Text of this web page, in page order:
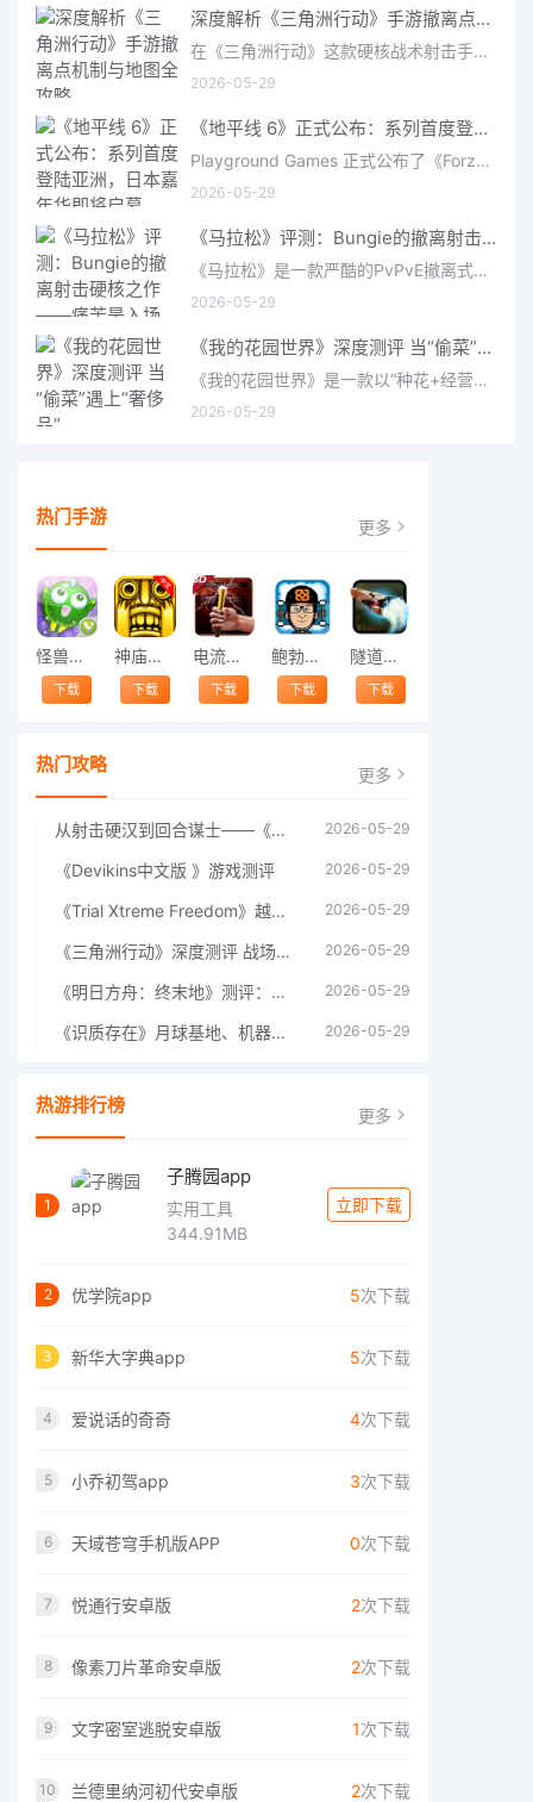
深度解析《三角洲行动》手游撤离点机制与地图全攻略
在《三角洲行动》这款硬核战术射击手游中，撤离是每位干员行动的核心目标。无论你在战场中搜刮了多少高价值物
2026-05-29
《地平线 6》正式公布：系列首度登陆亚洲，日本嘉年华即将启幕
Playground Games 正式公布了《Forza Horizon 6》，这次备受赞誉的地平线嘉年华将首次驶入亚洲，落户日本。玩家
2026-05-29
《马拉松》评测：Bungie的撤离射击硬核之作——痛苦是入场券，回报是顶级的
《马拉松》是一款严酷的PvPvE撤离式射击游戏，现已登陆PS5、Xbox Series X/S和PC。它继承了Bungie上世纪90年
2026-05-29
《我的花园世界》深度测评 当“偷菜”遇上“奢侈品”
《我的花园世界》是一款以“种花+经营+社交”为核心的模拟经营类手游。游戏将玩家置于一个古风花园环境中，扮
2026-05-29
热门手游 更多
怪兽跳跃
下载
神庙逃亡中文版
下载
电流急急棒
下载
鲍勃的梦境
下载
隧道逃脱
下载
热门攻略 更多
从射击硬汉到回合谋士——《战争机器：战略版》如何演绎另一位猛男的传奇 2026-05-29
《Devikins中文版 》游戏测评 2026-05-29
《Trial Xtreme Freedom》越野摩托车测评总结 2026-05-29
《三角洲行动》深度测评 战场上的野心与裂痕 2026-05-29
《明日方舟：终末地》测评：于荒芜之中，重建文明 2026-05-29
《识质存在》月球基地、机器人女孩多年来最佳射击游戏 2026-05-29
热游排行榜 更多
1
子腾园app
实用工具
344.91MB
立即下载
2 优学院app 5次下载
3 新华大字典app 5次下载
4 爱说话的奇奇 4次下载
5 小乔初驾app 3次下载
6 天域苍穹手机版APP 0次下载
7 悦通行安卓版 2次下载
8 像素刀片革命安卓版 2次下载
9 文字密室逃脱安卓版 1次下载
10 兰德里纳河初代安卓版 2次下载